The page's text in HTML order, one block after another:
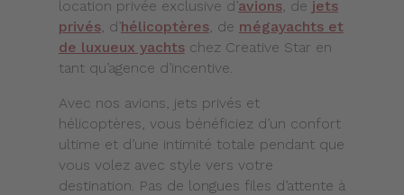
location privée exclusive d’avions, de jets
privés, d’hélicoptères, de mégayachts et
de luxueux yachtschez Creative Star en
tant qu’agence d’incentive.
Avec nos avions, jets privés et
hélicoptères, vous bénéficiez d’un confort
ultime et d’une intimité totale pendant que
vous volez avec style vers votre
destination. Pas de longues files d’attente à